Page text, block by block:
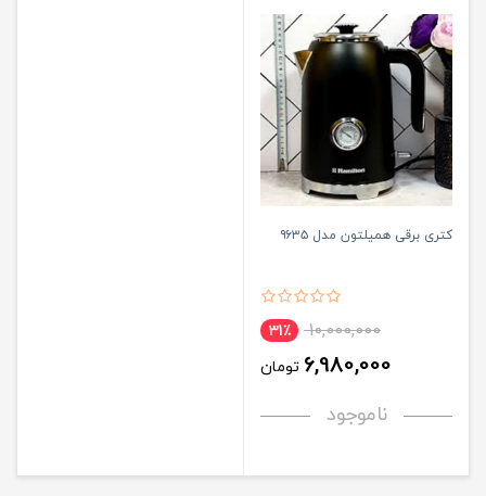
کتری برقی همیلتون مدل ۹۶۳۵
10,000,000 31٪
6,980,000 تومان
ناموجود